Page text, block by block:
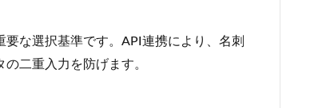
な選択基準です。API連携により、名刺
二重入力を防げます。